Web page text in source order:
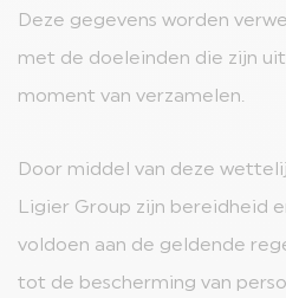
Deze gegevens worden
met de doeleinden die zijn
moment van verzamelen.
Door middel van deze
Ligier Group zijn bereidheid
voldoen aan de geldende
tot de bescherming van